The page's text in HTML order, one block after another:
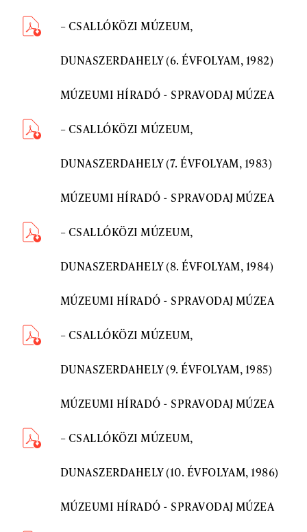
– CSALLÓKÖZI MÚZEUM,
DUNASZERDAHELY (6. ÉVFOLYAM, 1982)
MÚZEUMI HÍRADÓ - SPRAVODAJ MÚZEA
– CSALLÓKÖZI MÚZEUM,
DUNASZERDAHELY (7. ÉVFOLYAM, 1983)
MÚZEUMI HÍRADÓ - SPRAVODAJ MÚZEA
– CSALLÓKÖZI MÚZEUM,
DUNASZERDAHELY (8. ÉVFOLYAM, 1984)
MÚZEUMI HÍRADÓ - SPRAVODAJ MÚZEA
– CSALLÓKÖZI MÚZEUM,
DUNASZERDAHELY (9. ÉVFOLYAM, 1985)
MÚZEUMI HÍRADÓ - SPRAVODAJ MÚZEA
– CSALLÓKÖZI MÚZEUM,
DUNASZERDAHELY (10. ÉVFOLYAM, 1986)
MÚZEUMI HÍRADÓ - SPRAVODAJ MÚZEA